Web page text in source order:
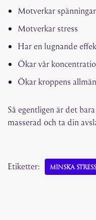
Motverkar
Motverkar stress
Har en lugnande
Ökar vår
Ökar kroppens
Så egentligen är det
masserad och ta din
Etiketter: MINSKA STRESS